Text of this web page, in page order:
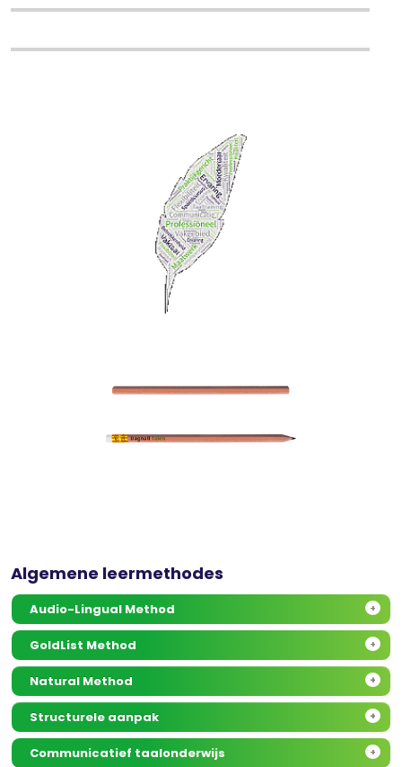
Algemene leermethodes
Audio-Lingual Method +
GoldList Method +
Natural Method +
Structurele aanpak +
Communicatief taalonderwijs +